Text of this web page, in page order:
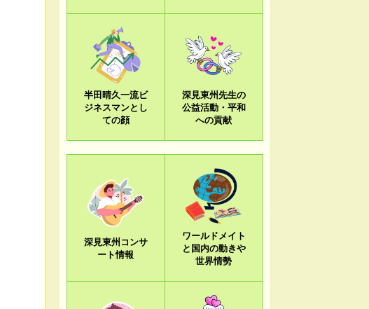
半田晴久一流ビ
ジネスマンとし
ての顔
深見東州先生の
公益活動・平和
への貢献
深見東州コンサ
ート情報
ワールドメイト
と国内の動きや
世界情勢